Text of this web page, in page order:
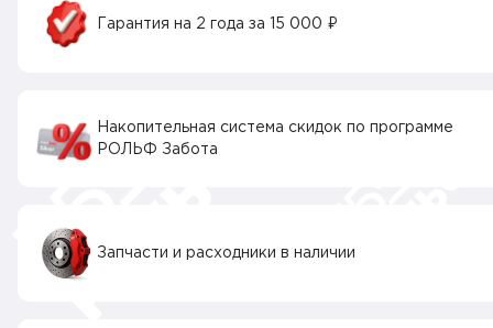
Гарантия на 2 года за 15 000 ₽
Накопительная система скидок по программе
РОЛЬФ Забота
Запчасти и расходники в наличии